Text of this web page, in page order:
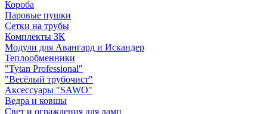
Короба
Паровые пушки
Сетки на трубы
Комплекты ЗК
Модули для Авангард и Искандер
Теплообменники
"Tytan Professional"
"Весёлый трубочист"
Аксессуары "SAWO"
Ведра и ковшы
Свет и ограждения для ламп